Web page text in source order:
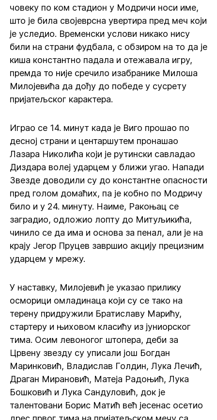
човеку по ком стадион у Модричи носи име,
што је била својеврсна увертира пред меч који
је уследио. Временски услови никако нису
били на страни фудбала, с обзиром на то да је
киша константно падала и отежавала игру,
премда то није сречило изабранике Милоша
Милојевића да дођу до победе у сусрету
пријатељског карактера.
Играо се 14. минут када је Виго прошао по
десној страни и центаршутем пронашао
Лазара Николића који је рутински савладао
Диздара волеј ударцем у ближи угао. Напади
Звезде доводили су до константне опасности
пред голом домаћих, па је кобно по Модричу
било и у 24. минуту. Наиме, Ракоњац се
заградио, одложио лопту до Митуљикића,
чинило се да има и основа за пенал, али је на
крају Јегор Пруцев завршио акцију прецизним
ударцем у мрежу.
У наставку, Милојевић је указао прилику
осморици омладинаца који су се тако на
терену придружили Братиславу Марићу,
стартеру и њиховом класићу из јуниорског
тима. Осим левоногог штопера, деби за
Црвену звезду су уписали још Богдан
Маринковић, Владислав Голдин, Лука Лечић,
Драган Мирановић, Матеја Радоњић, Лука
Бошковић и Лука Сандуловић, док је
талентовани Борис Матић већ јесенас осетио